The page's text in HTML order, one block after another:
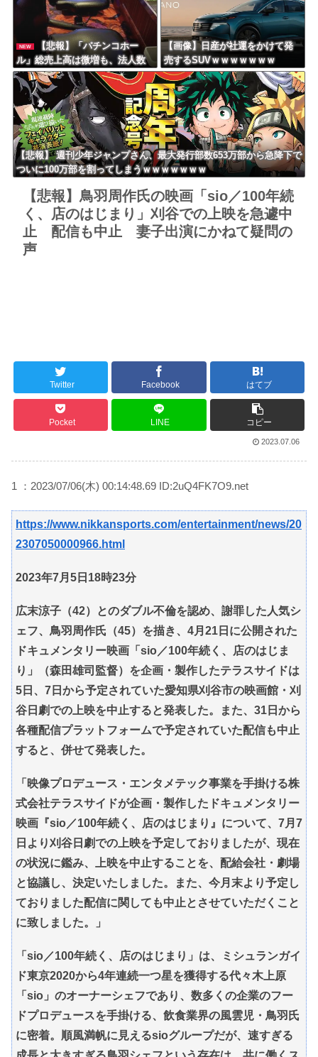
NEW
【悲報】「パチンコホー
ル」総売上高は微増も、法人数
は10年間で半減 黒字企業割合
は5年ぶりに7割超え
【画像】日産が社運をかけて発
売するSUVｗｗｗｗｗｗｗ
【悲報】 週刊少年ジャンプさん、最大発行部数653万部から急降下で
ついに100万部を割ってしまうｗｗｗｗｗｗｗ
【悲報】鳥羽周作氏の映画「sio／100年続
く、店のはじまり」刈谷での上映を急遽中
止 配信も中止 妻子出演にかねて疑問の
声
Twitter Facebook はてブ
Pocket LINE コピー
2023.07.06
1 ：2023/07/06(木) 00:14:48.69 ID:2uQ4FK7O9.net
https://www.nikkansports.com/entertainment/news/20
2307050000966.html
2023年7月5日18時23分
広末涼子（42）とのダブル不倫を認め、謝罪した人気シ
ェフ、鳥羽周作氏（45）を描き、4月21日に公開された
ドキュメンタリー映画「sio／100年続く、店のはじま
り」（森田雄司監督）を企画・製作したテラスサイドは
5日、7日から予定されていた愛知県刈谷市の映画館・刈
谷日劇での上映を中止すると発表した。また、31日から
各種配信プラットフォームで予定されていた配信も中止
すると、併せて発表した。
「映像プロデュース・エンタメテック事業を手掛ける株
式会社テラスサイドが企画・製作したドキュメンタリー
映画『sio／100年続く、店のはじまり』について、7月7
日より刈谷日劇での上映を予定しておりましたが、現在
の状況に鑑み、上映を中止することを、配給会社・劇場
と協議し、決定いたしました。また、今月末より予定し
ておりました配信に関しても中止とさせていただくこと
に致しました。」
「sio／100年続く、店のはじまり」は、ミシュランガイ
ド東京2020から4年連続一つ星を獲得する代々木上原
「sio」のオーナーシェフであり、数多くの企業のフー
ドプロデュースを手掛ける、飲食業界の風雲児・鳥羽氏
に密着。順風満帆に見えるsioグループだが、速すぎる